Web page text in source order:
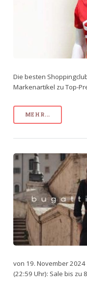
Die besten
Markenartikel zu Top-
MEHR...
von 19. November
(22:59 Uhr): Sale bis zu